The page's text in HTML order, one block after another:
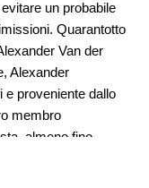
un probabile
Quarantotto
Van der
Alexander
e proveniente dallo
membro
almeno fino
dai popolari e dai
a governare il